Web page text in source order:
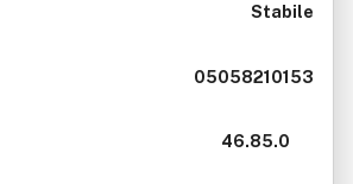
Stabile
05058210153
46.85.0